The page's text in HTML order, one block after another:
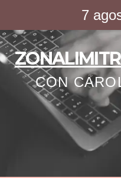
contenido
7
CON